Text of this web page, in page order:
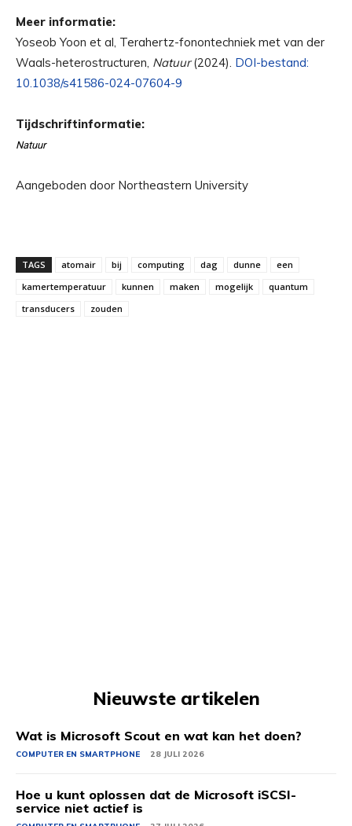
Meer informatie:
Yoseob Yoon et al, Terahertz-fonontechniek met van der
Waals-heterostructuren, Natuur(2024). DOI-bestand:
10.1038/s41586-024-07604-9
Tijdschriftinformatie:
Natuur
Aangeboden door Northeastern University
TAGS atomair bij computing dag dunne
een
kamertemperatuur
kunnen maken mogelijk
quantum
transducers
zouden
Nieuwste artikelen
Wat is Microsoft Scout en wat kan het doen?
COMPUTER EN SMARTPHONE 28 JULI 2026
Hoe u kunt oplossen dat de Microsoft iSCSI-
service niet actief is